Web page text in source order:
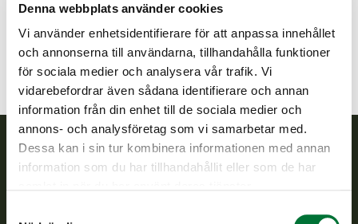
Denna webbplats använder cookies
Vi använder enhetsidentifierare för att anpassa innehållet
och annonserna till användarna, tillhandahålla funktioner
för sociala medier och analysera vår trafik. Vi
vidarebefordrar även sådana identifierare och annan
information från din enhet till de sociala medier och
annons- och analysföretag som vi samarbetar med.
Dessa kan i sin tur kombinera informationen med annan
information som du har tillhandahållit eller som de har
ii@rhy.riista.fi
Finlands viltcentral